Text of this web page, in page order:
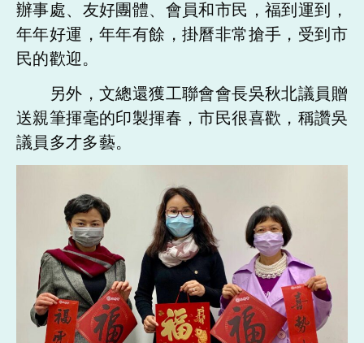
辦事處、友好團體、會員和市民，福到運到，
年年好運，年年有餘，掛曆非常搶手，受到市
民的歡迎。
另外，文總還獲工聯會會長吳秋北議員贈
送親筆揮毫的印製揮春，市民很喜歡，稱讚吳
議員多才多藝。